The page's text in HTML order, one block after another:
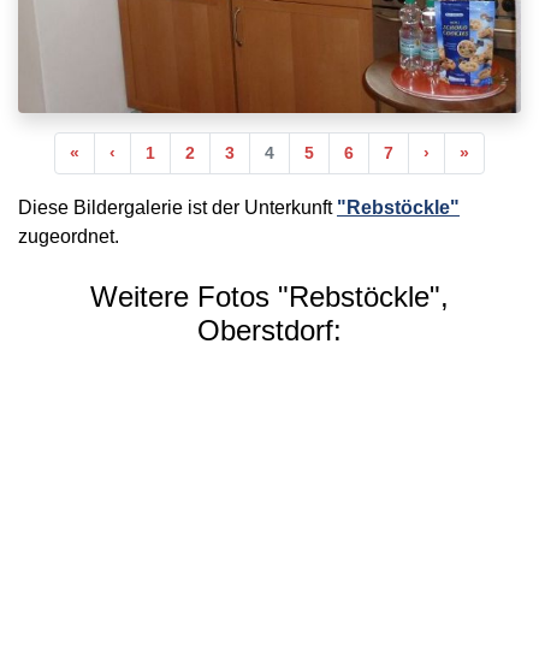
« Anfang
‹ Vorherige
1 2 3 4 5 6 7 › Nächste
»
Diese Bildergalerie ist der Unterkunft "Rebstöckle"
zugeordnet.
Weitere Fotos "Rebstöckle",
Oberstdorf: